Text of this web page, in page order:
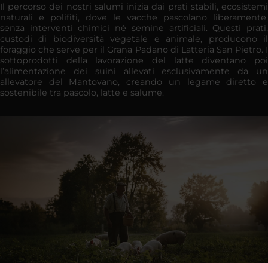
Il percorso dei nostri salumi inizia dai prati stabili, ecosistemi
naturali e polifiti, dove le vacche pascolano liberamente,
senza interventi chimici né semine artificiali. Questi prati,
custodi di biodiversità vegetale e animale, producono il
foraggio che serve per il Grana Padano di Latteria San Pietro. I
sottoprodotti della lavorazione del latte diventano poi
l’alimentazione dei suini allevati esclusivamente da un
allevatore del Mantovano, creando un legame diretto e
sostenibile tra pascolo, latte e salume.